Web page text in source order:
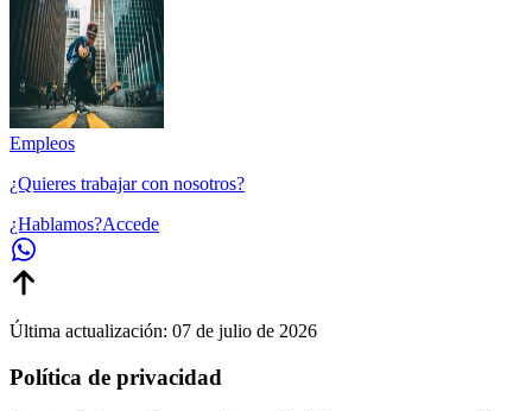
Empleos
¿Quieres trabajar con nosotros?
¿Hablamos?Accede
Última actualización: 07 de julio de 2026
Política de privacidad